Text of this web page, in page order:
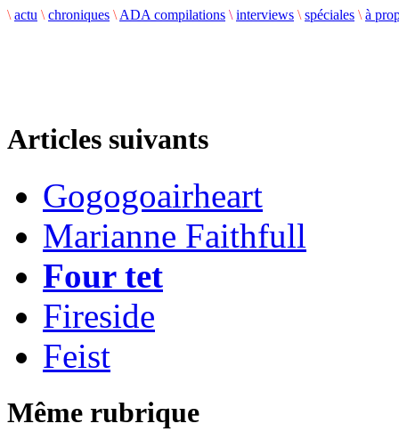
\ actu \ chroniques \ ADA compilations \ interviews \ spéciales \ à
Articles suivants
Gogogoairheart
Marianne Faithfull
Four tet
Fireside
Feist
Même rubrique